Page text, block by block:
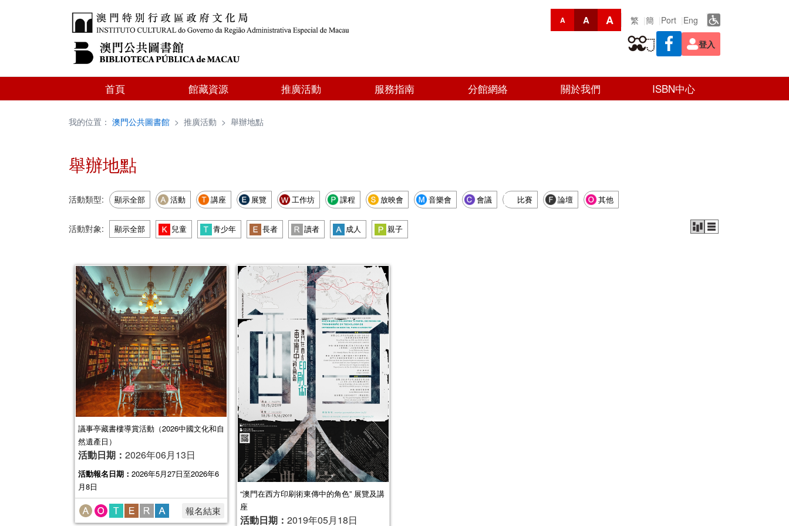
A A A 繁 簡 Port Eng
登入
首頁 館藏資源 推廣活動 服務指南 分館網絡 關於我們 ISBN中心
我的位置： 澳門公共圖書館 > 推廣活動 > 舉辦地點
舉辦地點
活動類型: 顯示全部 活動 講座 展覽 工作坊 課程 放映會 音樂會 會議 比賽 論壇 其他
活動對象: 顯示全部 兒童 青少年 長者 讀者 成人 親子
議事亭藏書樓導賞活動（2026中國文化和自
然遺產日）
活動日期： 2026年06月13日
活動報名日期： 2026年5月27日至2026年6
月8日
報名結束
“澳門在西方印刷術東傳中的角色” 展覽及講
座
活動日期： 2019年05月18日